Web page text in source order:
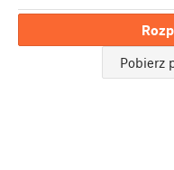
Pobierz